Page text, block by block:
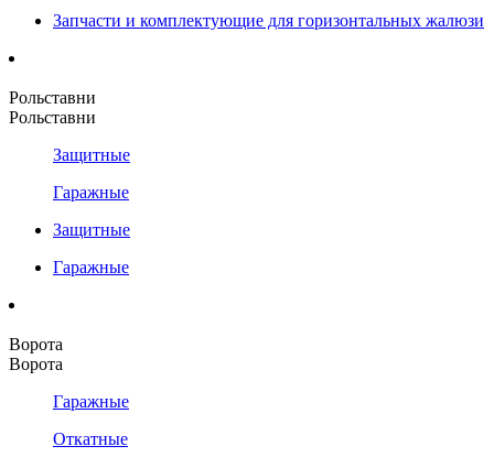
Запчасти и комплектующие для горизонтальных жалюзи
Рольставни
Рольставни
Защитные
Гаражные
Защитные
Гаражные
Ворота
Ворота
Гаражные
Откатные